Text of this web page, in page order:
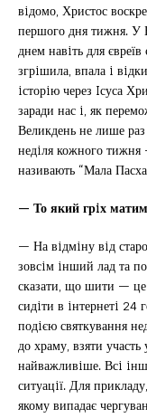
вiдомо, Христос
першого дня тижня. У
днем навiть для
згрiшила, впала i
iсторiю через Iсуса
заради нас i, як
Великдень не лише
недiля кожного
називають “Мала
— То який грiх
— На вiдмiну вiд
зовсiм iнший лад та
сказати, що шити —
сидiти в iнтернетi 24
подiєю святкування
до храму, взяти
найважливiше. Всi
ситуацiї. Для
якому випадає